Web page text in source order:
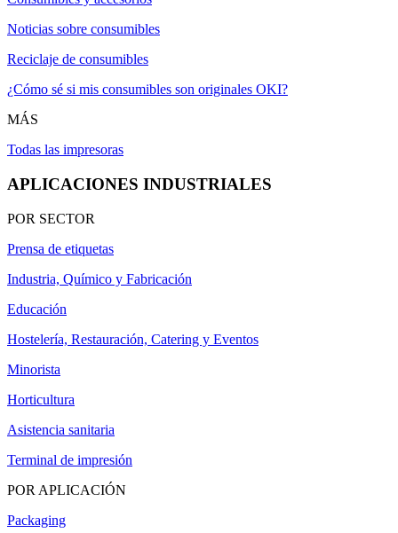
Noticias sobre consumibles
Reciclaje de consumibles
¿Cómo sé si mis consumibles son originales OKI?
MÁS
Todas las impresoras
APLICACIONES INDUSTRIALES
POR SECTOR
Prensa de etiquetas
Industria, Químico y Fabricación
Educación
Hostelería, Restauración, Catering y Eventos
Minorista
Horticultura
Asistencia sanitaria
Terminal de impresión
POR APLICACIÓN
Packaging